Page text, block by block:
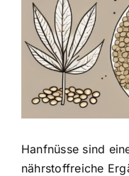
grösseres
Bild
Hanfnüsse sind
nährstoffreiche